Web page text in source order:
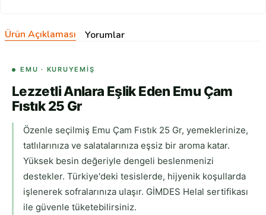
Ürün Açıklaması Yorumlar
EMU · KURUYEMIŞ
Lezzetli Anlara Eşlik Eden Emu Çam
Fıstık 25 Gr
Özenle seçilmiş Emu Çam Fıstık 25 Gr, yemeklerinize,
tatlılarınıza ve salatalarınıza eşsiz bir aroma katar.
Yüksek besin değeriyle dengeli beslenmenizi
destekler. Türkiye'deki tesislerde, hijyenik koşullarda
işlenerek sofralarınıza ulaşır. GİMDES Helal sertifikası
ile güvenle tüketebilirsiniz.